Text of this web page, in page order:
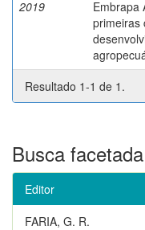
2019
Embrapa
primeiras
Resultado 1-1 de 1.
Busca facetada
Editor
FARIA, G. R.